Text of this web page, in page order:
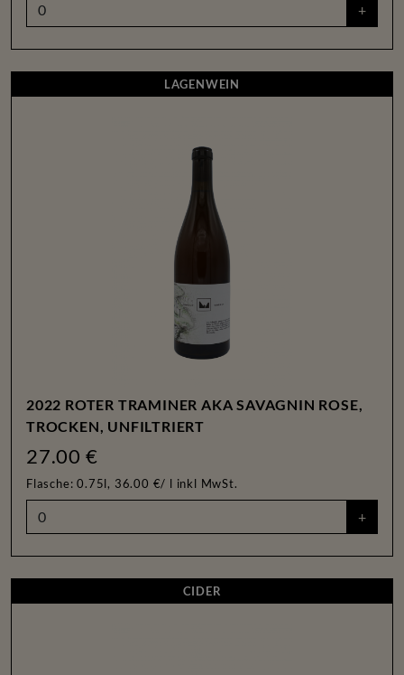
+
LAGENWEIN
2022 ROTER TRAMINER AKA SAVAGNIN ROSE,
TROCKEN, UNFILTRIERT
27.00 €
Flasche: 0.75l, 36.00 €/ l inkl MwSt.
+
CIDER